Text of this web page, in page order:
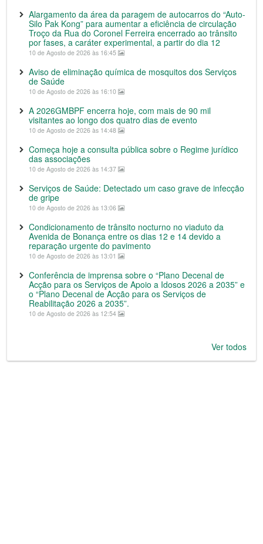
Alargamento da área da paragem de autocarros do “Auto-
Silo Pak Kong” para aumentar a eficiência de circulação
Troço da Rua do Coronel Ferreira encerrado ao trânsito
por fases, a caráter experimental, a partir do dia 12
10 de Agosto de 2026 às 16:45
Aviso de eliminação química de mosquitos dos Serviços
de Saúde
10 de Agosto de 2026 às 16:10
A 2026GMBPF encerra hoje, com mais de 90 mil
visitantes ao longo dos quatro dias de evento
10 de Agosto de 2026 às 14:48
Começa hoje a consulta pública sobre o Regime jurídico
das associações
10 de Agosto de 2026 às 14:37
Serviços de Saúde: Detectado um caso grave de infecção
de gripe
10 de Agosto de 2026 às 13:06
Condicionamento de trânsito nocturno no viaduto da
Avenida de Bonança entre os dias 12 e 14 devido a
reparação urgente do pavimento
10 de Agosto de 2026 às 13:01
Conferência de imprensa sobre o “Plano Decenal de
Acção para os Serviços de Apoio a Idosos 2026 a 2035” e
o “Plano Decenal de Acção para os Serviços de
Reabilitação 2026 a 2035”.
10 de Agosto de 2026 às 12:54
Ver todos